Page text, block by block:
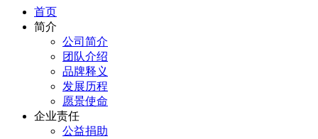
首页
简介
公司简介
团队介绍
品牌释义
发展历程
愿景使命
企业责任
公益捐助